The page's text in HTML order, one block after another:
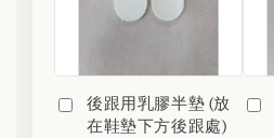
後跟用乳膠半墊 (放
在鞋墊下方後跟處)